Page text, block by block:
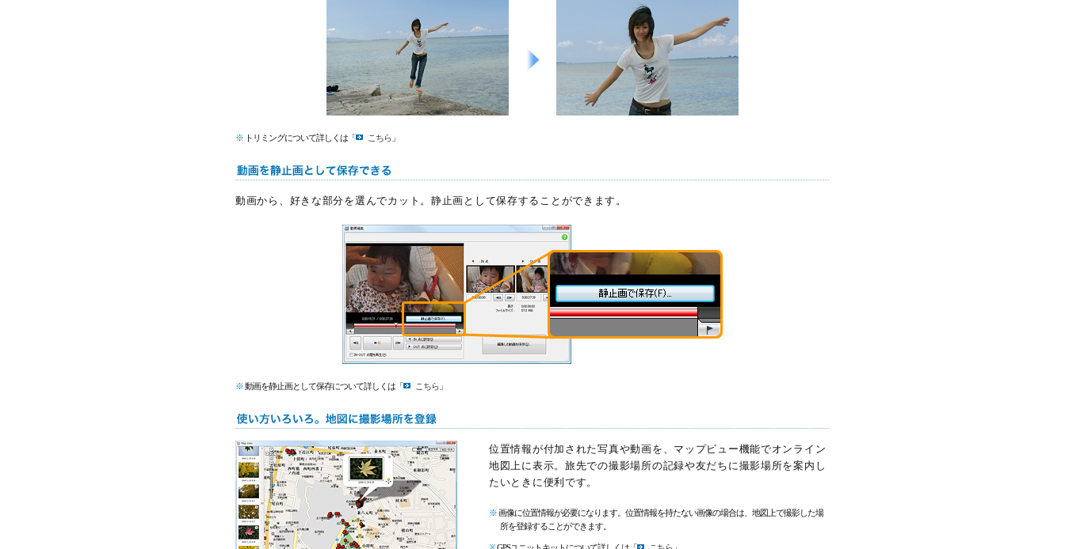
※ トリミングについて詳しくは「 こちら 」
動画から、好きな部分を選んでカット。静止画として保存することができます。
※動画を静止画として保存について詳しくは「 こちら 」
位置情報が付加された写真や動画を、マップビュー機能でオンライン
地図上に表示。旅先での撮影場所の記録や友だちに撮影場所を案内し
たいときに便利です。
※画像に位置情報が必要になります。位置情報を持たない画像の場合は、地図上で撮影した場
所を登録することができます。